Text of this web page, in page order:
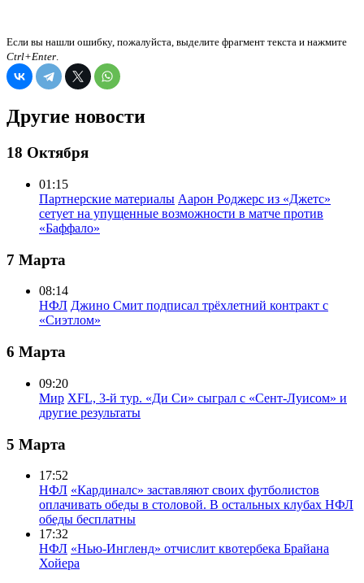
Если вы нашли ошибку, пожалуйста, выделите фрагмент текста и нажмите
Ctrl+Enter.
Другие новости
18 Октября
01:15
Партнерские материалы Аарон Роджерс из «Джетс»
сетует на упущенные возможности в матче против
«Баффало»
7 Марта
08:14
НФЛ Джино Смит подписал трёхлетний контракт с
«Сиэтлом»
6 Марта
09:20
Мир XFL, 3-й тур. «Ди Си» сыграл с «Сент-Луисом» и
другие результаты
5 Марта
17:52
НФЛ «Кардиналс» заставляют своих футболистов
оплачивать обеды в столовой. В остальных клубах НФЛ
обеды бесплатны
17:32
НФЛ «Нью-Ингленд» отчислит квотербека Брайана
Хойера